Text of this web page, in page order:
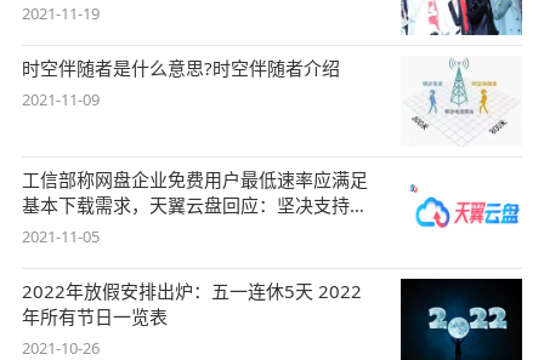
2021-11-19
时空伴随者是什么意思?时空伴随者介绍
2021-11-09
工信部称网盘企业免费用户最低速率应满足
基本下载需求，天翼云盘回应：坚决支持，
始终
2021-11-05
2022年放假安排出炉：五一连休5天 2022
年所有节日一览表
2021-10-26